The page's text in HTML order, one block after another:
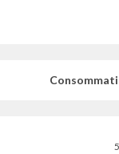
que 107 g/km